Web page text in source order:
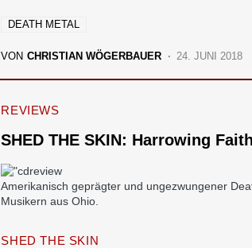
DEATH METAL
VON CHRISTIAN WÖGERBAUER 24. JUNI 2018
REVIEWS
SHED THE SKIN: Harrowing Faith
Amerikanisch geprägter und ungezwungener
Musikern aus Ohio.
SHED THE SKIN